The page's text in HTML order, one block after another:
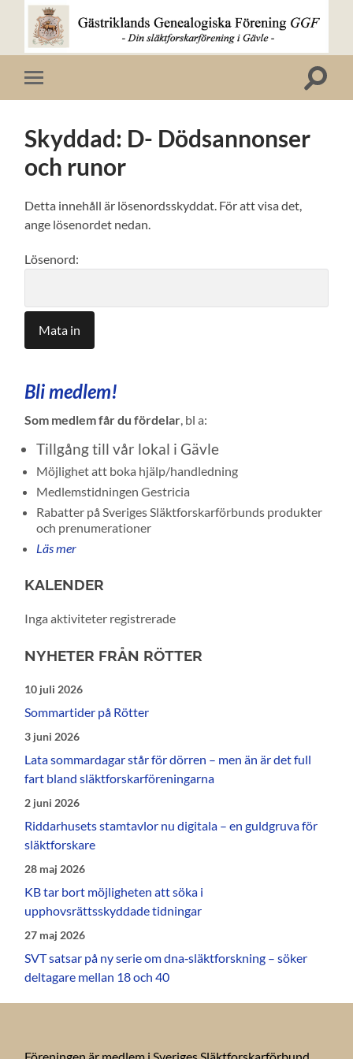
Gästriklands
Genealogiska
Förening
Slå
på/av
Slå
Skyddad: D- Dödsannonser
och runor
Detta innehåll är lösenordsskyddat. För att visa det,
ange lösenordet nedan.
Lösenord:
Bli medlem!
Som medlem får du fördelar, bl a:
Tillgång till vår lokal i Gävle
Möjlighet att boka hjälp/handledning
Medlemstidningen Gestricia
Rabatter på Sveriges Släktforskarförbunds produkter
och prenumerationer
Läs mer
KALENDER
Inga aktiviteter registrerade
NYHETER FRÅN RÖTTER
10 juli 2026
Sommartider på Rötter
3 juni 2026
Lata sommardagar står för dörren – men än är det full
fart bland släktforskarföreningarna
2 juni 2026
Riddarhusets stamtavlor nu digitala – en guldgruva för
släktforskare
28 maj 2026
KB tar bort möjligheten att söka i
upphovsrättsskyddade tidningar
27 maj 2026
SVT satsar på ny serie om dna‑släktforskning – söker
deltagare mellan 18 och 40